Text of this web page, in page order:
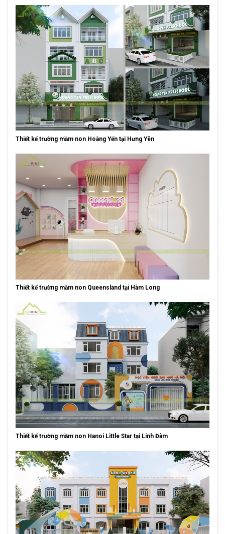
Thiết kế trường mầm non Hoàng Yến tại Hưng Yên
Thiết kế trường mầm non Queensland tại Hàm Long
Thiết kế trường mầm non Hanoi Little Star tại Linh Đàm